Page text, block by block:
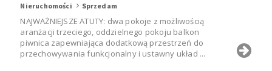
Nieruchomości Sprzedam
NAJWAŻNIEJSZE ATUTY: dwa pokoje z możliwością
aranżacji trzeciego, oddzielnego pokoju balkon
piwnica zapewniająca dodatkową przestrzeń do
przechowywania funkcjonalny i ustawny układ ...